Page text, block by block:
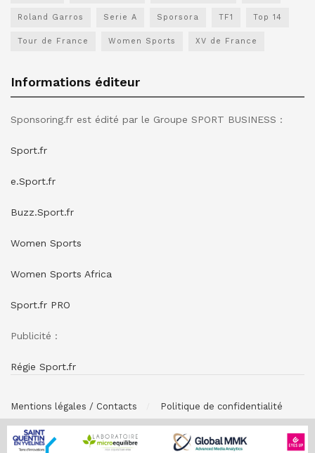
Roland Garros Serie A Sporsora TF1 Top 14
Tour de France Women Sports XV de France
Informations éditeur
Sponsoring.fr est édité par le Groupe SPORT BUSINESS :
Sport.fr
e.Sport.fr
Buzz.Sport.fr
Women Sports
Women Sports Africa
Sport.fr PRO
Publicité :
Régie Sport.fr
Mentions légales / Contacts Politique de confidentialité
© SPONSORING.FR